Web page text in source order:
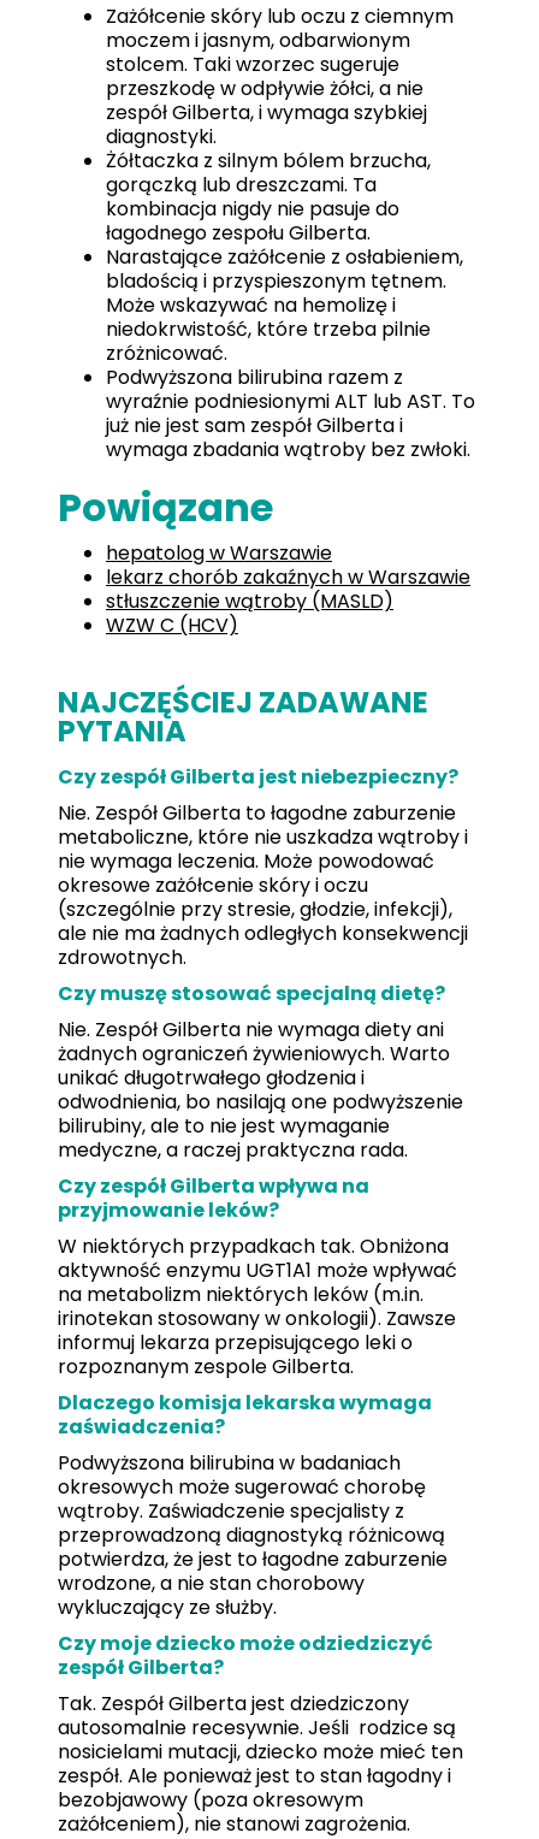
Zażółcenie skóry lub oczu z ciemnym
moczem i jasnym, odbarwionym
stolcem. Taki wzorzec sugeruje
przeszkodę w odpływie żółci, a nie
zespół Gilberta, i wymaga szybkiej
diagnostyki.
Żółtaczka z silnym bólem brzucha,
gorączką lub dreszczami. Ta
kombinacja nigdy nie pasuje do
łagodnego zespołu Gilberta.
Narastające zażółcenie z osłabieniem,
bladością i przyspieszonym tętnem.
Może wskazywać na hemolizę i
niedokrwistość, które trzeba pilnie
zróżnicować.
Podwyższona bilirubina razem z
wyraźnie podniesionymi ALT lub AST. To
już nie jest sam zespół Gilberta i
wymaga zbadania wątroby bez zwłoki.
Powiązane
hepatolog w Warszawie
lekarz chorób zakaźnych w Warszawie
stłuszczenie wątroby (MASLD)
WZW C (HCV)
NAJCZĘŚCIEJ ZADAWANE
PYTANIA
Czy zespół Gilberta jest niebezpieczny?
Nie. Zespół Gilberta to łagodne zaburzenie
metaboliczne, które nie uszkadza wątroby i
nie wymaga leczenia. Może powodować
okresowe zażółcenie skóry i oczu
(szczególnie przy stresie, głodzie, infekcji),
ale nie ma żadnych odległych konsekwencji
zdrowotnych.
Czy muszę stosować specjalną dietę?
Nie. Zespół Gilberta nie wymaga diety ani
żadnych ograniczeń żywieniowych. Warto
unikać długotrwałego głodzenia i
odwodnienia, bo nasilają one podwyższenie
bilirubiny, ale to nie jest wymaganie
medyczne, a raczej praktyczna rada.
Czy zespół Gilberta wpływa na
przyjmowanie leków?
W niektórych przypadkach tak. Obniżona
aktywność enzymu UGT1A1 może wpływać
na metabolizm niektórych leków (m.in.
irinotekan stosowany w onkologii). Zawsze
informuj lekarza przepisującego leki o
rozpoznanym zespole Gilberta.
Dlaczego komisja lekarska wymaga
zaświadczenia?
Podwyższona bilirubina w badaniach
okresowych może sugerować chorobę
wątroby. Zaświadczenie specjalisty z
przeprowadzoną diagnostyką różnicową
potwierdza, że jest to łagodne zaburzenie
wrodzone, a nie stan chorobowy
wykluczający ze służby.
Czy moje dziecko może odziedziczyć
zespół Gilberta?
Tak. Zespół Gilberta jest dziedziczony
autosomalnie recesywnie. Jeśli rodzice są
nosicielami mutacji, dziecko może mieć ten
zespół. Ale ponieważ jest to stan łagodny i
bezobjawowy (poza okresowym
zażółceniem), nie stanowi zagrożenia.